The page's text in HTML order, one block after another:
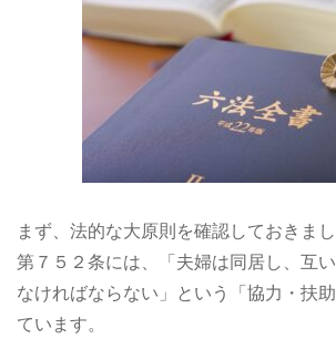
まず、法的な大原則を確認しておきま
第７５２条には、「夫婦は同居し、互
なければならない」という「協力・扶
ています。